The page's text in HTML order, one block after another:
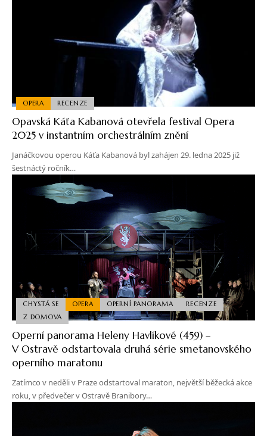
OPERA RECENZE
Opavská Káťa Kabanová otevřela festival Opera
2025 v instantním orchestrálním znění
Janáčkovou operou Káťa Kabanová byl zahájen 29. ledna 2025 již
šestnáctý ročník…
CHYSTÁ SE OPERA OPERNÍ PANORAMA
RECENZE
Z DOMOVA
Operní panorama Heleny Havlíkové (459) –
V Ostravě odstartovala druhá série smetanovského
operního maratonu
Zatímco v neděli v Praze odstartoval maraton, největší běžecká akce
roku, v předvečer v Ostravě Branibory…